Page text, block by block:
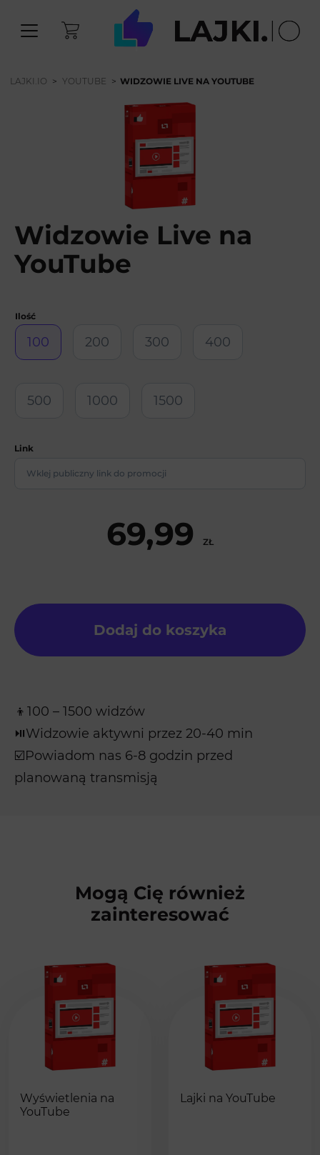
LAJKI.IO > YOUTUBE > WIDZOWIE LIVE NA YOUTUBE
Widzowie Live na
YouTube
Link
100 200 300 400
500 1000 1500
69,99 ZŁ
Dodaj do koszyka
👦100 – 1500 widzów
⏯️Widzowie aktywni przez 20-40 min
☑️Powiadom nas 6-8 godzin przed
planowaną transmisją
Mogą Cię również
zainteresować
Wyświetlenia na
YouTube
Lajki na YouTube